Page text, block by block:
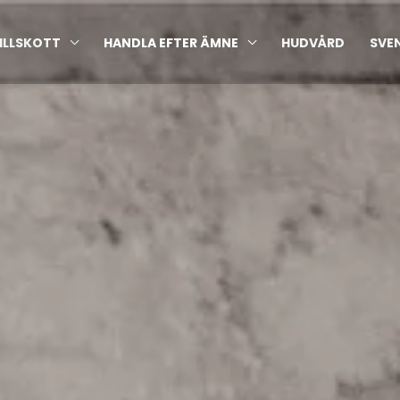
HANDLA EFTER ÄMNE HUDVÅRD